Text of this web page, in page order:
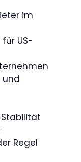
im
US-
und
Regel